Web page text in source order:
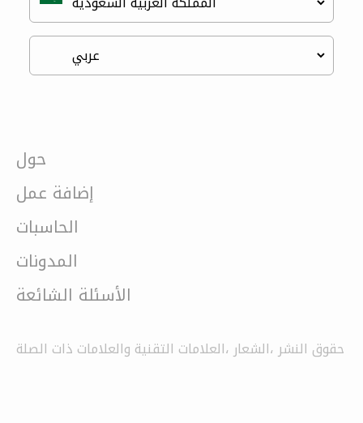
حول
إضافة عمل
الحاسبات
المدونات
الأسئلة الشائعة
حقوق النشر ،الشعار ،العلامات التقنية والعلامات ذات الصلة